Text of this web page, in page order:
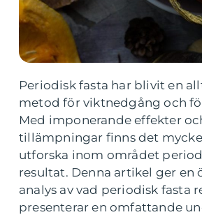
Periodisk fasta har blivit en
metod för viktnedgång och
Med imponerande effekter
tillämpningar finns det
utforska inom området
resultat. Denna artikel ger en
analys av vad periodisk fasta
presenterar en omfattande